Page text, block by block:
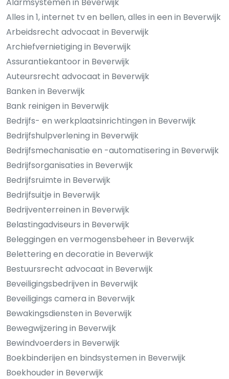
Alles in 1, internet tv en bellen, alles in een in Beverwijk
Arbeidsrecht advocaat in Beverwijk
Archiefvernietiging in Beverwijk
Assurantiekantoor in Beverwijk
Auteursrecht advocaat in Beverwijk
Banken in Beverwijk
Bank reinigen in Beverwijk
Bedrijfs- en werkplaatsinrichtingen in Beverwijk
Bedrijfshulpverlening in Beverwijk
Bedrijfsmechanisatie en -automatisering in Beverwijk
Bedrijfsorganisaties in Beverwijk
Bedrijfsruimte in Beverwijk
Bedrijfsuitje in Beverwijk
Bedrijventerreinen in Beverwijk
Belastingadviseurs in Beverwijk
Beleggingen en vermogensbeheer in Beverwijk
Belettering en decoratie in Beverwijk
Bestuursrecht advocaat in Beverwijk
Beveiligingsbedrijven in Beverwijk
Beveiligings camera in Beverwijk
Bewakingsdiensten in Beverwijk
Bewegwijzering in Beverwijk
Bewindvoerders in Beverwijk
Boekbinderijen en bindsystemen in Beverwijk
Boekhouder in Beverwijk